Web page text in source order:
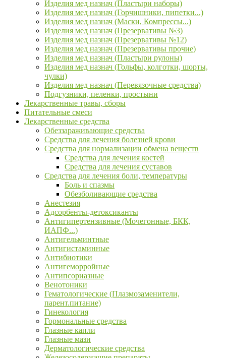
Изделия мед назнач (Пластыри наборы)
Изделия мед назнач (Горчишники, пипетки...)
Изделия мед назнач (Маски, Компрессы...)
Изделия мед назнач (Презервативы №3)
Изделия мед назнач (Презервативы №12)
Изделия мед назнач (Презервативы прочие)
Изделия мед назнач (Пластыри рулоны)
Изделия мед назнач (Гольфы, колготки, шорты,
чулки)
Изделия мед назнач (Перевязочные средства)
Подгузники, пеленки, простыни
Лекарственные травы, сборы
Питательные смеси
Лекарственные средства
Обеззараживающие средства
Средства для лечения болезней крови
Средства для нормализации обмена веществ
Средства для лечения костей
Средства для лечения суставов
Средства для лечения боли, температуры
Боль и спазмы
Обезболивающие средства
Анестезия
Адсорбенты-детоксиканты
Антигипертензивные (Мочегонные, БКК,
ИАПФ...)
Антигельминтные
Антигистаминные
Антибиотики
Антигеморройные
Антипсориазные
Венотоники
Гематологические (Плазмозаменители,
парент.питание)
Гинекология
Гормональные средства
Глазные капли
Глазные мази
Дерматологические средства